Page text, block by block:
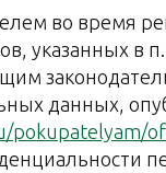
во время
указанных в
данных,
pokupatelyam/